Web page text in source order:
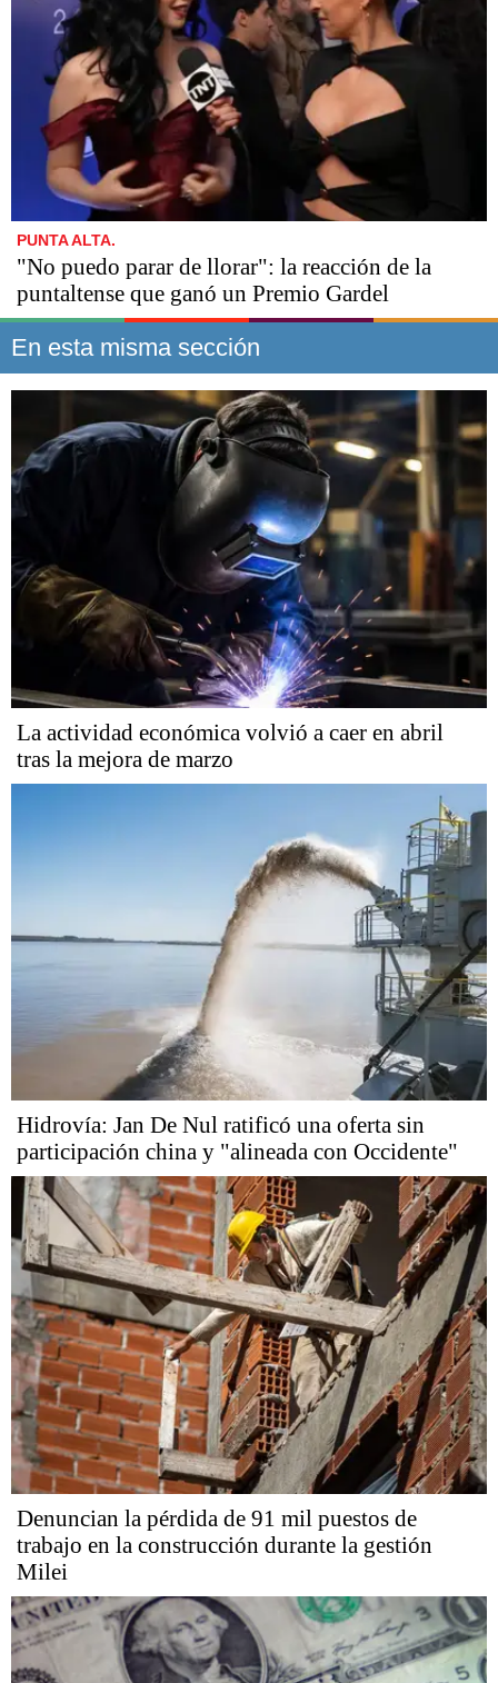
PUNTA ALTA.
"No puedo parar de llorar": la reacción de la
puntaltense que ganó un Premio Gardel
En esta misma sección
La actividad económica volvió a caer en abril
tras la mejora de marzo
Hidrovía: Jan De Nul ratificó una oferta sin
participación china y "alineada con Occidente"
Denuncian la pérdida de 91 mil puestos de
trabajo en la construcción durante la gestión
Milei